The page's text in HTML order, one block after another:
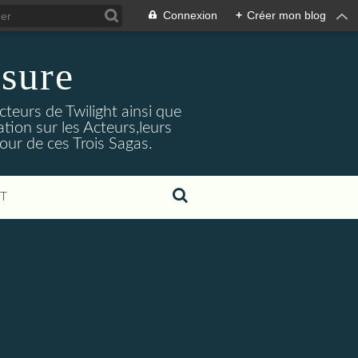
Connexion + Créer mon blog
de Twilight ainsi que
sur les Acteurs,leurs
de ces Trois Sagas.